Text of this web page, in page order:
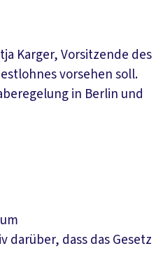
Karger, Vorsitzende des
vorsehen soll.
in Berlin und
dass das Gesetz